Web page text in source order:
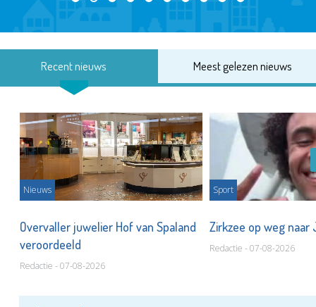
Recent nieuws Meest gelezen nieuws
Nieuws
Overvaller juwelier Hof van Spaland
veroordeeld
Redactie - 07-08-2026
Sport
Zirkzee op weg
Redactie - 07-08-2026